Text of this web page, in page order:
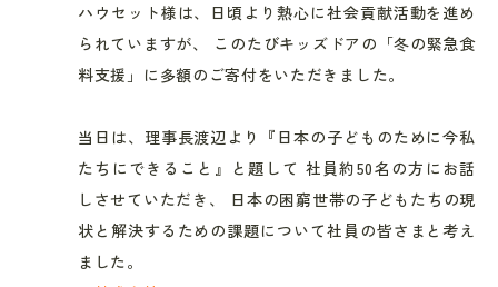
ハウセット様は、日頃より熱心に社会貢献活動を進め
られていますが、 このたびキッズドアの「冬の緊急食
料支援」に多額のご寄付をいただきました。
当日は、理事長渡辺より『日本の子どものために今私
たちにできること』と題して 社員約50名の方にお話
しさせていただき、 日本の困窮世帯の子どもたちの現
状と解決するための課題について社員の皆さまと考え
ました。